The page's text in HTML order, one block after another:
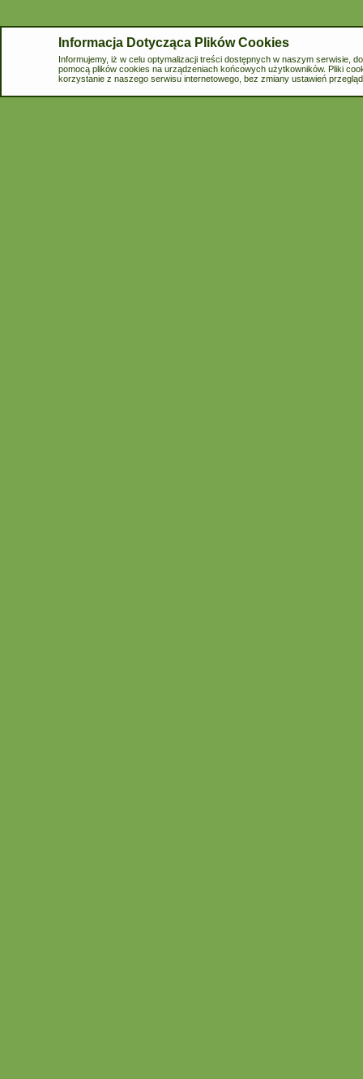
Informacja Dotycząca Plików Cookies
Informujemy, iż w celu optymalizacji treści dostępnych w naszym serwisie,
pomocą plików cookies na urządzeniach końcowych użytkowników. Pliki
korzystanie z naszego serwisu internetowego, bez zmiany ustawień
Informacja Dotycząca Plików Cookies
Informujemy, iż w celu optymalizacji treści dostępnych w naszym serwisie,
pomocą plików cookies na urządzeniach końcowych użytkowników. Pliki
korzystanie z naszego serwisu internetowego, bez zmiany ustawień